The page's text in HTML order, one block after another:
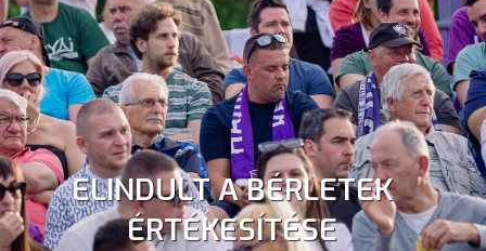
ELINDULT A BÉRLETEK
ÉRTÉKESÍTÉSE